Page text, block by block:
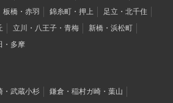
板橋・赤羽 錦糸町・押上
足立・北千住
立川・八王子・青梅
新橋・浜松町
・多摩
・武蔵小杉
鎌倉・稲村ガ崎・葉山